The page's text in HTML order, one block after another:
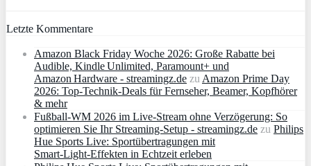
Letzte Kommentare
Amazon Black Friday Woche 2026: Große Rabatte bei
Audible, Kindle Unlimited, Paramount+ und
Amazon Hardware - streamingz.de zu Amazon Prime Day
2026: Top-Technik-Deals für Fernseher, Beamer, Kopfhörer
& mehr
Fußball-WM 2026 im Live-Stream ohne Verzögerung: So
optimieren Sie Ihr Streaming-Setup - streamingz.de zu Philips
Hue Sports Live: Sportübertragungen mit
Smart‑Light‑Effekten in Echtzeit erleben